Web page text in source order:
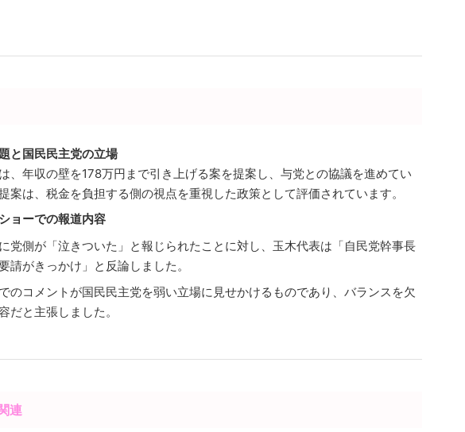
と国民民主党の立場
、年収の壁を178万円まで引き上げる案を提案し、与党との協議を進めてい
案は、税金を負担する側の視点を重視した政策として評価されています。
ョーでの報道内容
党側が「泣きついた」と報じられたことに対し、玉木代表は「自民党幹事長
請がきっかけ」と反論しました。
のコメントが国民民主党を弱い立場に見せかけるものであり、バランスを欠
だと主張しました。
連